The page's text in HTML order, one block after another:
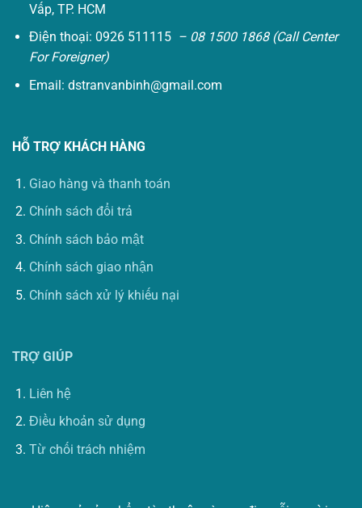
Vấp, TP. HCM
Điện thoại: 0926 511115 – 08 1500 1868 (Call Center
For Foreigner)
Email: dstranvanbinh@gmail.com
HỖ TRỢ KHÁCH HÀNG
Giao hàng và thanh toán
Chính sách đổi trả
Chính sách bảo mật
Chính sách giao nhận
Chính sách xử lý khiếu nại
TRỢ GIÚP
Liên hệ
Điều khoản sử dụng
Từ chối trách nhiệm